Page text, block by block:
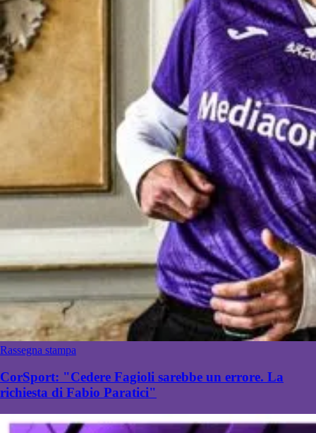
Rassegna stampa
CorSport: "Cedere Fagioli sarebbe un errore. La
richiesta di Fabio Paratici"